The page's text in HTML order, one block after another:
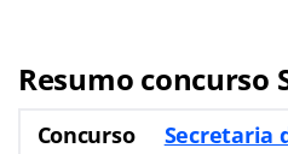
Resumo concurso
Concurso
Secretaria